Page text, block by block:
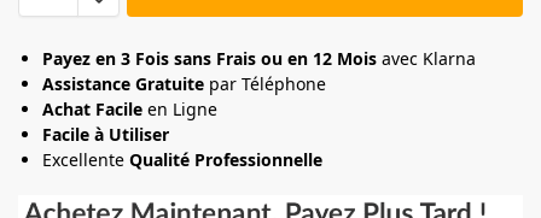
Payez en 3 Fois sans Frais ou en 12 Mois avec Klarna
Assistance Gratuite par Téléphone
Achat Facile en Ligne
Facile à Utiliser
Excellente Qualité Professionnelle